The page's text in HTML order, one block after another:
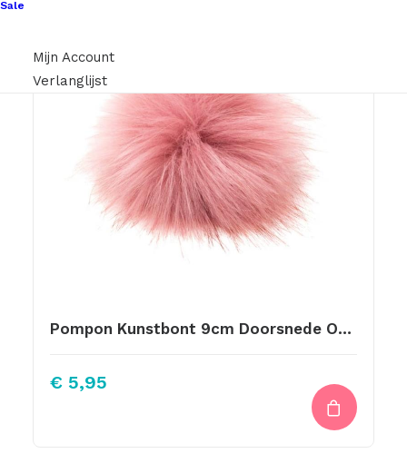
Sale
Mijn Account
Verlanglijst
Pompon Kunstbont 9cm Doorsnede Oud Roze Met Elastiekje
€ 5,95